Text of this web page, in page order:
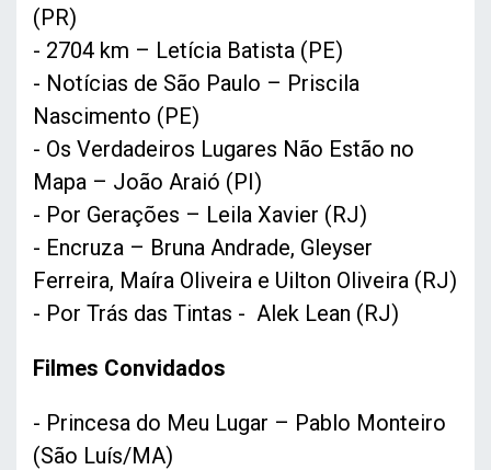
(PR)
- 2704 km – Letícia Batista (PE)
- Notícias de São Paulo – Priscila
Nascimento (PE)
- Os Verdadeiros Lugares Não Estão no
Mapa – João Araió (PI)
- Por Gerações – Leila Xavier (RJ)
- Encruza – Bruna Andrade, Gleyser
Ferreira, Maíra Oliveira e Uilton Oliveira (RJ)
- Por Trás das Tintas - Alek Lean (RJ)
Filmes Convidados
- Princesa do Meu Lugar – Pablo Monteiro
(São Luís/MA)